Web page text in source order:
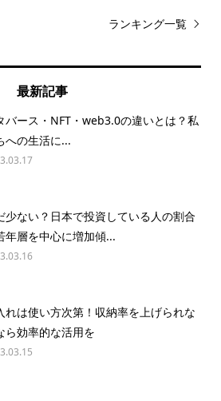
ランキング一覧
最新記事
バース・NFT・web3.0の違いとは？私
への生活に...
少ない？日本で投資している人の割合
年層を中心に増加傾...
れは使い方次第！収納率を上げられな
ら効率的な活用を